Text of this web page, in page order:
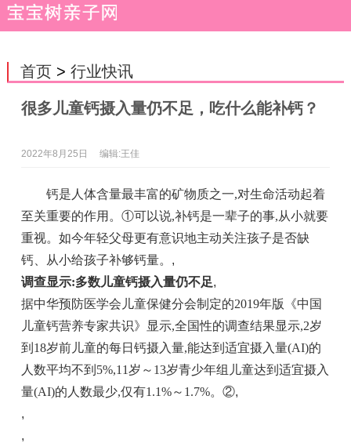
首页> 行业快讯
很多儿童钙摄入量仍不足，吃什么能补钙？
2022年8月25日 编辑:王佳
钙是人体含量最丰富的矿物质之一,对生命活动起着
至关重要的作用。①可以说,补钙是一辈子的事,从小就要
重视。如今年轻父母更有意识地主动关注孩子是否缺
钙、从小给孩子补够钙量。 ,
调查显示:多数儿童钙摄入量仍不足,
据中华预防医学会儿童保健分会制定的2019年版《中国
儿童钙营养专家共识》显示,全国性的调查结果显示,2岁
到18岁前儿童的每日钙摄入量,能达到适宜摄入量(AI)的
人数平均不到5%,11岁～13岁青少年组儿童达到适宜摄入
量(AI)的人数最少,仅有1.1%～1.7%。②,
,
,